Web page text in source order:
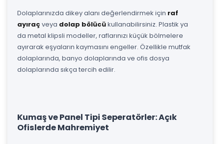
Dolaplarınızda dikey alanı değerlendirmek için raf
ayıraç veya dolap bölücükullanabilirsiniz. Plastik ya
da metal klipsli modeller, raflarınızı küçük bölmelere
ayırarak eşyaların kaymasını engeller. Özellikle mutfak
dolaplarında, banyo dolaplarında ve ofis dosya
dolaplarında sıkça tercih edilir.
Kumaş ve Panel Tipi Seperatörler: Açık
Ofislerde Mahremiyet